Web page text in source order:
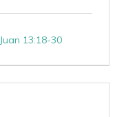
Juan 13:18-30